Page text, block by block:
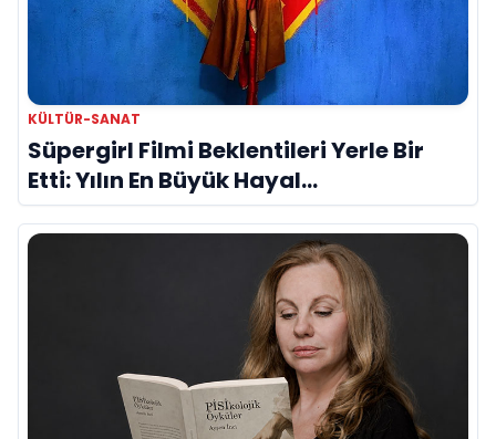
KÜLTÜR-SANAT
Süpergirl Filmi Beklentileri Yerle Bir
Etti: Yılın En Büyük Hayal
Kırıklıklarından Biri mi?